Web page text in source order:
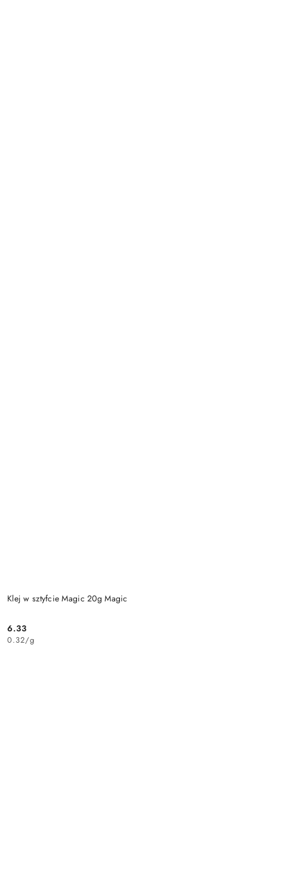
Klej w sztyfcie Magic 20g Magic
Cena:
6.33
0.32/g